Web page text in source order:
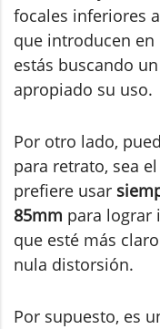
focales inferiores
que introducen en
estás buscando
apropiado su uso.
Por otro lado,
para retrato, sea
prefiere usar
85mm para lograr
que esté más
nula distorsión.
Por supuesto, es